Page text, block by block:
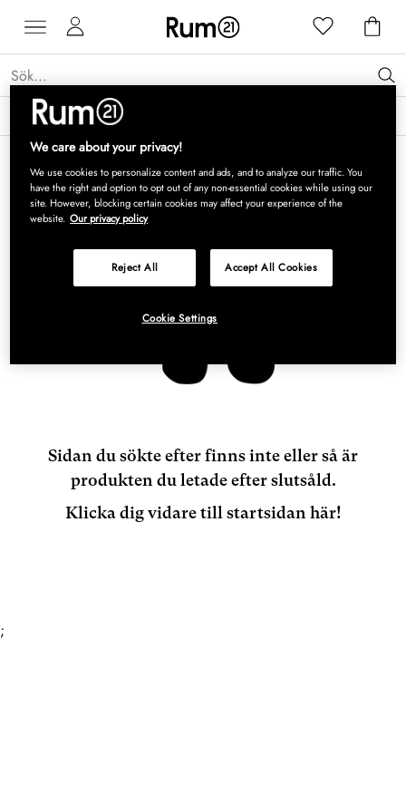
Få 15 % rabatt på Grythyttan Stålmöbler* →
Sidan du sökte efter finns inte eller så är
produkten du letade efter slutsåld.
Klicka dig vidare till startsidan här!
;
We care about your privacy!
We use cookies to personalize content and ads, and to analyze our traffic. You
have the right and option to opt out of any non-essential cookies while using our
site. However, blocking certain cookies may affect your experience of the
website. Our privacy policy
Reject All Accept All Cookies
Cookie Settings